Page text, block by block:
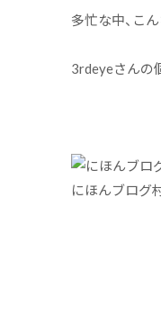
多忙な中、こ
3rdeyeさんの
にほんブログ